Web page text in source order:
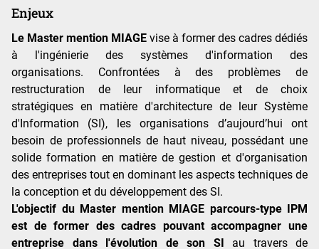
Enjeux
Le Master mention MIAGE vise à former des cadres dédiés
à l'ingénierie des systèmes d'information des
organisations. Confrontées à des problèmes de
restructuration de leur informatique et de choix
stratégiques en matière d'architecture de leur Système
d'Information (SI), les organisations d’aujourd’hui ont
besoin de professionnels de haut niveau, possédant une
solide formation en matière de gestion et d'organisation
des entreprises tout en dominant les aspects techniques de
la conception et du développement des SI.
L'objectif du Master mention MIAGE parcours-type IPM
est de former des cadres pouvant accompagner une
entreprise dans l'évolution de son SI au travers de